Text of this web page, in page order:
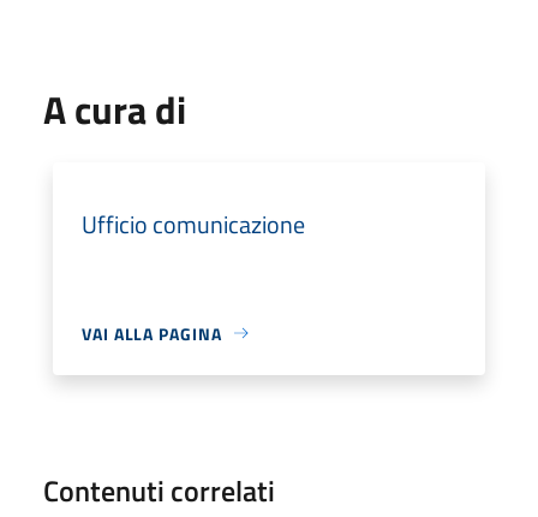
A cura di
Ufficio comunicazione
VAI ALLA PAGINA
Contenuti correlati